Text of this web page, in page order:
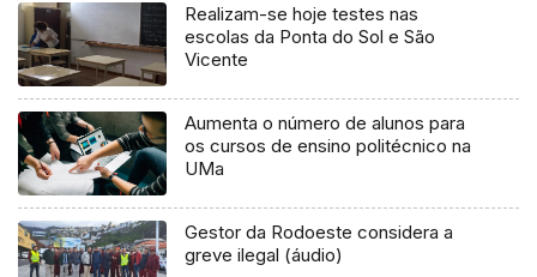
Realizam-se hoje testes nas
escolas da Ponta do Sol e São
Vicente
Aumenta o número de alunos para
os cursos de ensino politécnico na
UMa
Gestor da Rodoeste considera a
greve ilegal (áudio)